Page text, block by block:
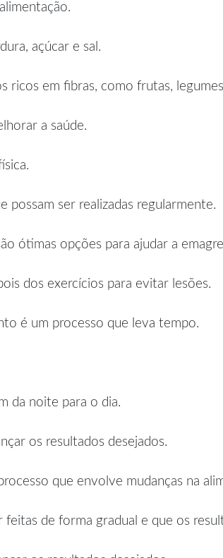
açúcar e sal.
em fibras, como frutas,
a saúde.
possam ser realizadas regularmente.
ótimas opções para ajudar a
dos exercícios para evitar lesões.
é um processo que leva tempo.
da noite para o dia.
os resultados desejados.
que envolve mudanças na
de forma gradual e que os